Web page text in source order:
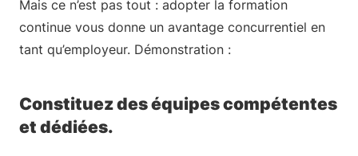
Mais ce n’est pas tout : adopter la formation
continue vous donne un avantage concurrentiel en
tant qu’employeur. Démonstration :
Constituez des équipes compétentes
et dédiées.